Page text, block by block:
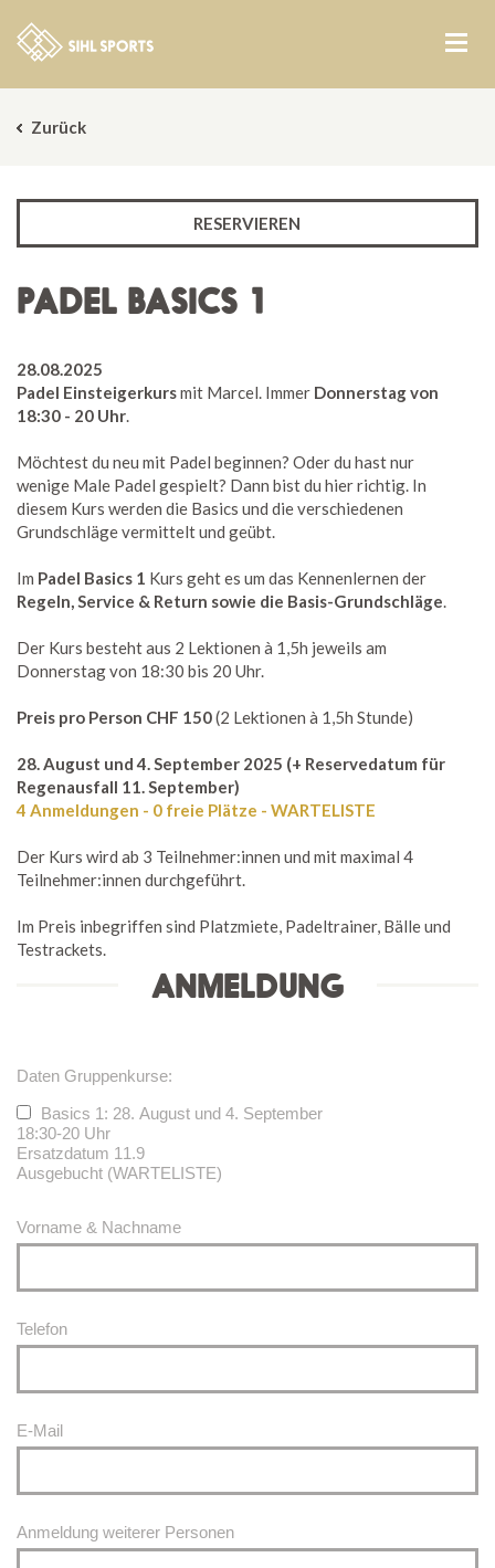
Zurück
RESERVIEREN
PADEL BASICS 1
28.08.2025
Padel Einsteigerkursmit Marcel. Immer Donnerstag von
18:30 - 20 Uhr.
Möchtest du neu mit Padel beginnen? Oder du hast nur
wenige Male Padel gespielt? Dann bist du hier richtig. In
diesem Kurs werden die Basics und die verschiedenen
Grundschläge vermittelt und geübt.
Im Padel Basics 1 Kurs geht es um das Kennenlernen der
Regeln, Service & Return sowie die Basis-Grundschläge.
Der Kurs besteht aus 2 Lektionen à 1,5h jeweils am
Donnerstag von 18:30 bis 20 Uhr.
Preis pro Person CHF 150(2 Lektionen à 1,5h Stunde)
28. August und 4. September 2025 (+ Reservedatum für
Regenausfall 11. September)
4 Anmeldungen - 0 freie Plätze - WARTELISTE
Der Kurs wird ab 3 Teilnehmer:innen und mit maximal 4
Teilnehmer:innen durchgeführt.
Im Preis inbegriffen sind Platzmiete, Padeltrainer, Bälle und
Testrackets.
ANMELDUNG
Daten Gruppenkurse:
Basics 1: 28. August und 4. September
18:30-20 Uhr
Ersatzdatum 11.9
Ausgebucht (WARTELISTE)
Vorname & Nachname
Telefon
E-Mail
Anmeldung weiterer Personen